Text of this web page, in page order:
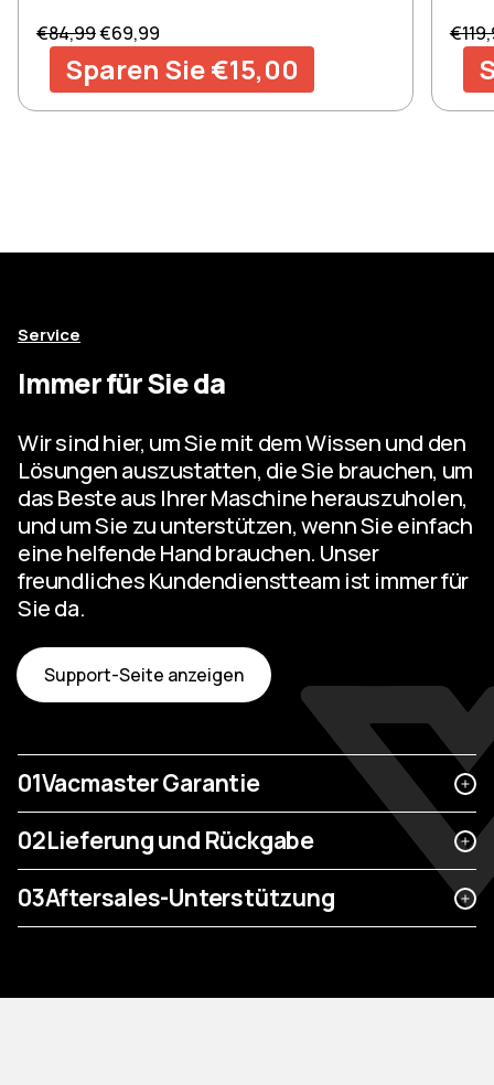
Regular price
€84,99Sale price
€69,99
Sparen Sie €15,00
Service
Immer für Sie da
Wir sind hier, um Sie mit dem Wissen und den
Lösungen auszustatten, die Sie brauchen, um
das Beste aus Ihrer Maschine herauszuholen,
und um Sie zu unterstützen, wenn Sie einfach
eine helfende Hand brauchen. Unser
freundliches Kundendienstteam ist immer für
Sie da.
Support-Seite anzeigen
01Vacmaster Garantie
02Lieferung und Rückgabe
03Aftersales-Unterstützung